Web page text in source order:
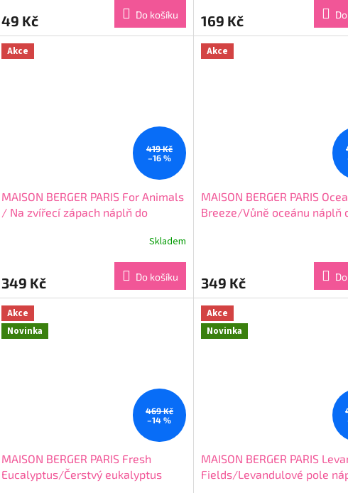
je
5,0
z
5
49 Kč Do košíku
je
5,0
z
5
169 Kč
Akce
419 Kč
–16 %
MAISON BERGER PARIS For Animals
/ Na zvířecí zápach náplň do
je
5,0
5
hvězdiček.
Skladem
349 Kč Do košíku
Akce
MAISON BERGER PARIS
Breeze/Vůně oceánu náplň
je
4,0
5
hvězdiček.
349 Kč
Akce
Novinka
469 Kč
–14 %
MAISON BERGER PARIS Fresh
Eucalyptus/Čerstvý eukalyptus
Akce
Novinka
MAISON BERGER PARIS
Fields/Levandulové pole